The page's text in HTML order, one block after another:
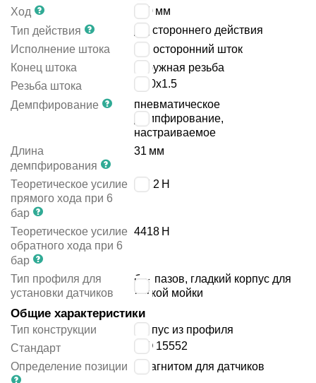
Ход
200 мм
Тип действия
двустороннего действия
Исполнение штока
односторонний шток
Конец штока
наружная резьба
Резьба штока
M20x1.5
Демпфирование
пневматическое
демпфирование,
настраиваемое
Длина
демпфирования
31 мм
Теоретическое усилие
прямого хода при 6
бар
4712 Н
Теоретическое усилие
обратного хода при 6
бар
4418 Н
Тип профиля для
установки датчиков
без пазов, гладкий корпус для
лёгкой мойки
Общие характеристики
Тип конструкции
корпус из профиля
Стандарт
ISO 15552
Определение позиции
с магнитом для датчиков